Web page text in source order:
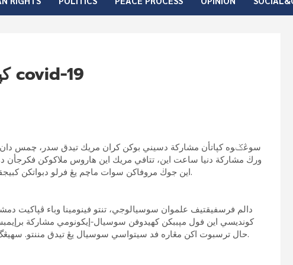
كڽاتأن مشاركة دڤتاني مڠهادفي covid-19
سوڠݢوه كڽاتأن مشاركة دسيني بوكن كران مريك تيدق سدر، چمس دان
اين جوڬ مروفاكن سوات ماچم يڠ فرلو دبواتكن كبيجقكن سباݢي اوسها مشاركة دافت ممفرتاهنكن كهيدوفنڽ.
دالم فرسفيقتيف علموان سوسيالوجي، تنتو فينومينا وباء
(covid-19)، حال ترسبوت اكن مڠاره فد سيتواسي سوسيال يڠ تيدق مننتو. سهيڠگ دافت بردمفق فد تاتانن سوسيال دمشاركة.